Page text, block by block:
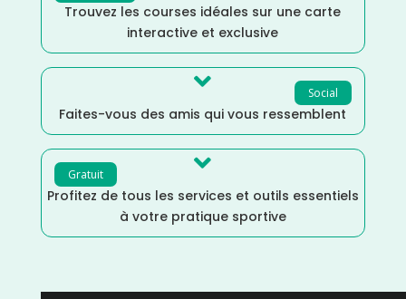
Trouvez les courses idéales sur une carte
interactive et exclusive
Social

Faites-vous des amis qui vous ressemblent
Gratuit 
Profitez de tous les services et outils essentiels
à votre pratique sportive